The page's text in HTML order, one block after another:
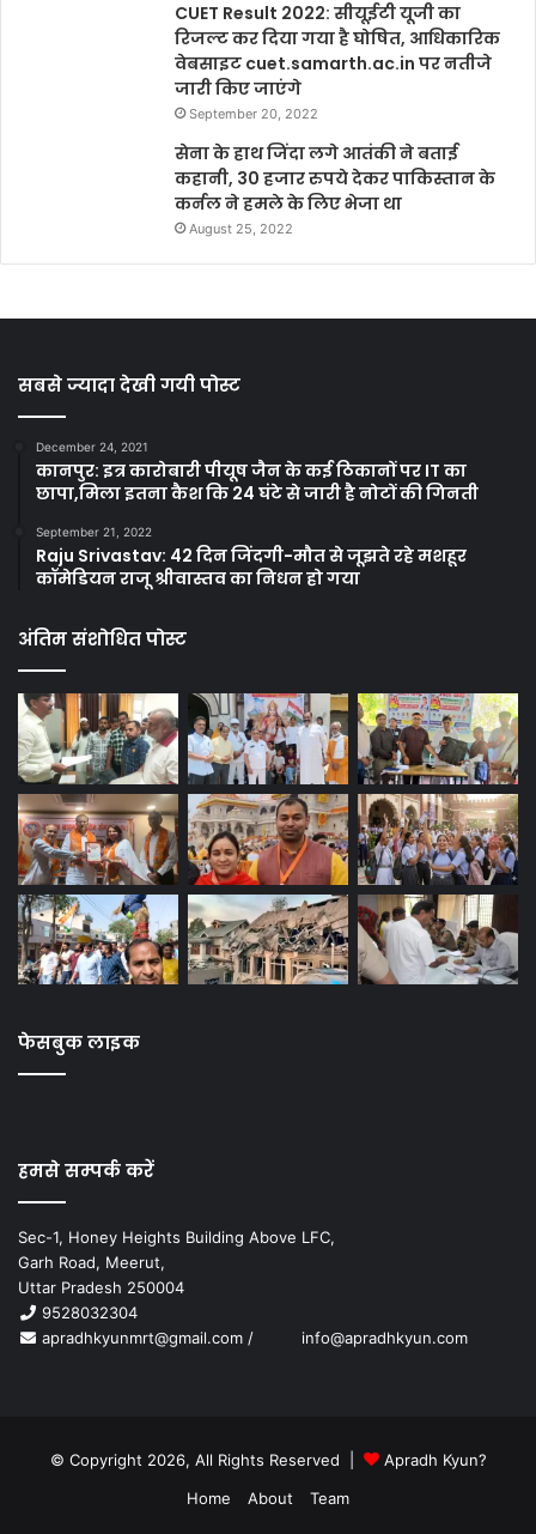
CUET Result 2022: सीयूईटी यूजी का
रिजल्ट कर दिया गया है घोषित, आधिकारिक
वेबसाइट cuet.samarth.ac.in पर नतीजे
जारी किए जाएंगे
September 20, 2022
सेना के हाथ जिंदा लगे आतंकी ने बताई
कहानी, 30 हजार रुपये देकर पाकिस्तान के
कर्नल ने हमले के लिए भेजा था
August 25, 2022
सबसे ज्यादा देखी गयी पोस्ट
December 24, 2021
कानपुर: इत्र कारोबारी पीयूष जैन के कई ठिकानों पर IT का
छापा,मिला इतना कैश कि 24 घंटे से जारी है नोटों की गिनती
September 21, 2022
Raju Srivastav: 42 दिन जिंदगी-मौत से जूझते रहे मशहूर
कॉमेडियन राजू श्रीवास्तव का निधन हो गया
अंतिम संशोधित पोस्ट
फेसबुक लाइक
हमसे सम्पर्क करें
Sec-1, Honey Heights Building Above LFC,
Garh Road, Meerut,
Uttar Pradesh 250004
9528032304
apradhkyunmrt@gmail.com / info@apradhkyun.com
© Copyright 2026, All Rights Reserved |
Apradh Kyun?
Home
About Team